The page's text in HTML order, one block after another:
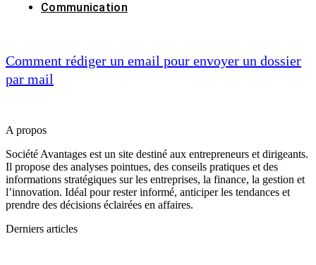
Communication
Comment rédiger un email pour envoyer un dossier
par mail
A propos
Société Avantages est un site destiné aux entrepreneurs et dirigeants.
Il propose des analyses pointues, des conseils pratiques et des
informations stratégiques sur les entreprises, la finance, la gestion et
l’innovation. Idéal pour rester informé, anticiper les tendances et
prendre des décisions éclairées en affaires.
Derniers articles